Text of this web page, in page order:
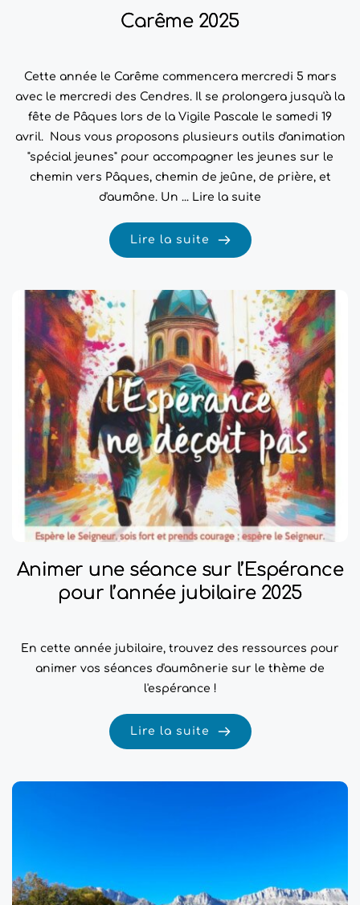
Carême 2025
Cette année le Carême commencera mercredi 5 mars
avec le mercredi des Cendres. Il se prolongera jusqu'à la
fête de Pâques lors de la Vigile Pascale le samedi 19
avril. Nous vous proposons plusieurs outils d'animation
"spécial jeunes" pour accompagner les jeunes sur le
chemin vers Pâques, chemin de jeûne, de prière, et
d'aumône. Un ... Lire la suite
Lire la suite
Animer une séance sur l’Espérance
pour l’année jubilaire 2025
En cette année jubilaire, trouvez des ressources pour
animer vos séances d'aumônerie sur le thème de
l'espérance !
Lire la suite